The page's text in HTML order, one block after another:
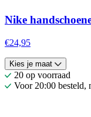
Nike
€24,95
Kies je maat
20 op voorraad
Voor 20:00 besteld,